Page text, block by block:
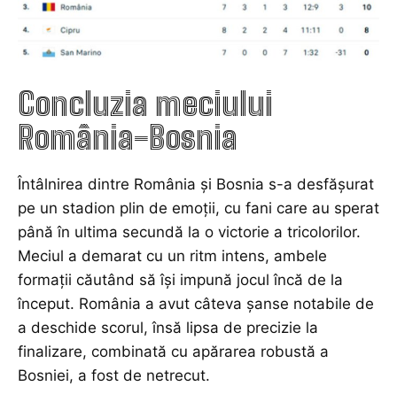
Concluzia meciului
România-Bosnia
Întâlnirea dintre România și Bosnia s-a desfășurat
pe un stadion plin de emoții, cu fani care au sperat
până în ultima secundă la o victorie a tricolorilor.
Meciul a demarat cu un ritm intens, ambele
formații căutând să își impună jocul încă de la
început. România a avut câteva șanse notabile de
a deschide scorul, însă lipsa de precizie la
finalizare, combinată cu apărarea robustă a
Bosniei, a fost de netrecut.